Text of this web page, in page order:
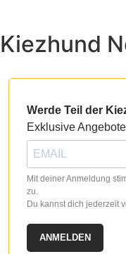
Kiezhund
Werde Teil der
Exklusive
Mit deiner Anmeldung
zu.
Du kannst dich jederzeit
ANMELDEN